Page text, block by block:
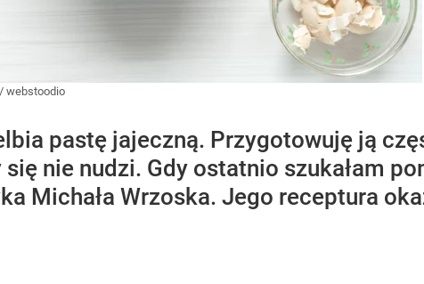
/ webstoodio
pastę jajeczną. Przygotowuję ją
nie nudzi. Gdy ostatnio szukałam
Michała Wrzoska. Jego receptura